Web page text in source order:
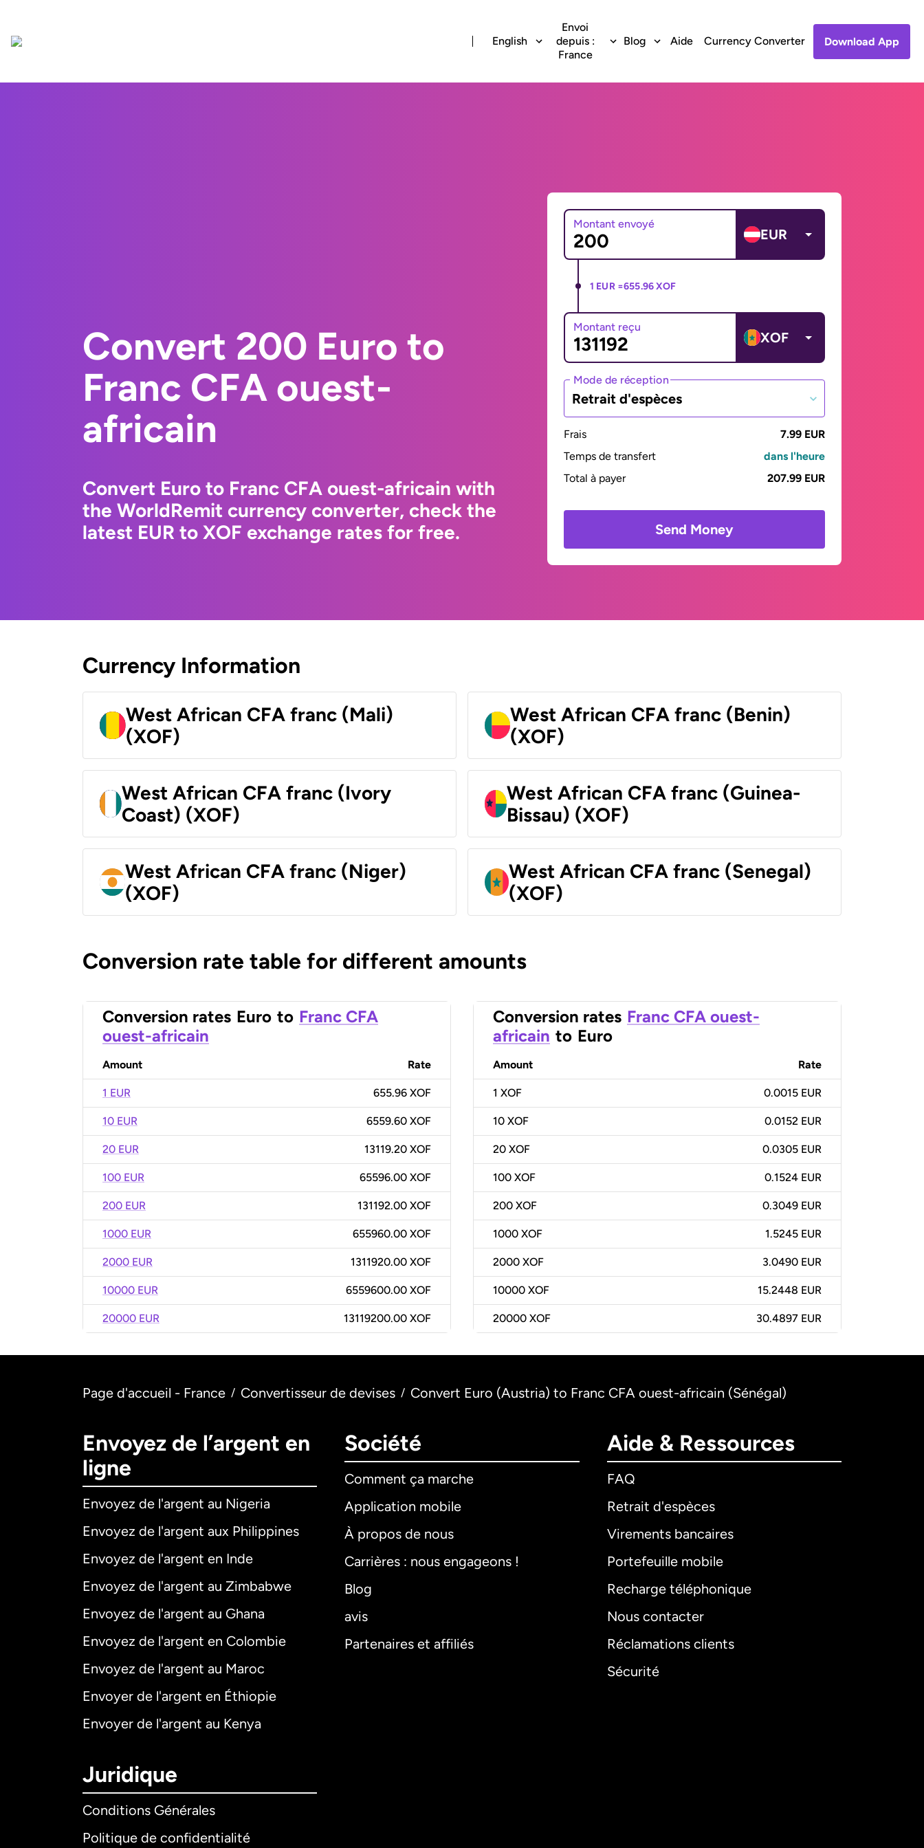
English
Envoi
depuis :
France
Blog Aide Currency Converter Download App
Convert 200 Euro to
Franc CFA ouest-
africain
Convert Euro to Franc CFA ouest-africain with
the WorldRemit currency converter, check the
latest EUR to XOF exchange rates for free.
Montant envoyé
EUR
1 EUR =655.96 XOF
Montant reçu
XOF
Mode de réception
Retrait d'espèces
Frais
7.99 EUR
Temps de transfert
dans l'heure
Total à payer
207.99 EUR
Send Money
Currency Information
West African CFA franc (Mali)
(XOF)
West African CFA franc (Benin)
(XOF)
West African CFA franc (Ivory
Coast) (XOF)
West African CFA franc (Guinea-
Bissau) (XOF)
West African CFA franc (Niger)
(XOF)
West African CFA franc (Senegal)
(XOF)
Conversion rate table for different amounts
Conversion rates Euro to Franc CFA
ouest-africain
Amount Rate
1 EUR 655.96 XOF
10 EUR 6559.60 XOF
20 EUR 13119.20 XOF
100 EUR 65596.00 XOF
200 EUR 131192.00 XOF
1000 EUR 655960.00 XOF
2000 EUR 1311920.00 XOF
10000 EUR 6559600.00 XOF
20000 EUR 13119200.00 XOF
Conversion rates Franc CFA ouest-
africain to Euro
Amount Rate
1 XOF 0.0015 EUR
10 XOF 0.0152 EUR
20 XOF 0.0305 EUR
100 XOF 0.1524 EUR
200 XOF 0.3049 EUR
1000 XOF 1.5245 EUR
2000 XOF 3.0490 EUR
10000 XOF 15.2448 EUR
20000 XOF 30.4897 EUR
Page d'accueil - France / Convertisseur de devises / Convert Euro (Austria) to Franc CFA ouest-africain (Sénégal)
Envoyez de l’argent en
ligne
Envoyez de l'argent au Nigeria
Envoyez de l'argent aux Philippines
Envoyez de l'argent en Inde
Envoyez de l'argent au Zimbabwe
Envoyez de l'argent au Ghana
Envoyez de l'argent en Colombie
Envoyez de l'argent au Maroc
Envoyer de l'argent en Éthiopie
Envoyer de l'argent au Kenya
Société
Comment ça marche
Application mobile
À propos de nous
Carrières : nous engageons !
Blog
avis
Partenaires et affiliés
Aide & Ressources
FAQ
Retrait d'espèces
Virements bancaires
Portefeuille mobile
Recharge téléphonique
Nous contacter
Réclamations clients
Sécurité
Juridique
Conditions Générales
Politique de confidentialité